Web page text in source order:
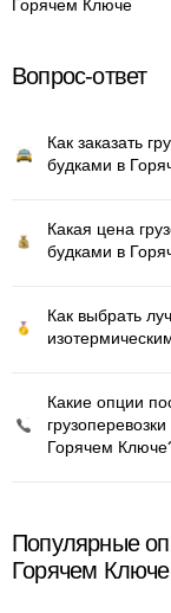
Горячем Ключе
Вопрос-ответ
Как заказать
будками в
Какая цена
будками в
Как выбрать
Какие опции
Горячем
Популярные
Горячем Ключе